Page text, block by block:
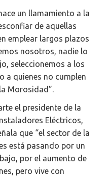
un llamamiento a la
de aquellas
emplear largos plazos
nosotros, nadie lo
seleccionemos a los
a quienes no cumplen
Morosidad”.
el presidente de la
Eléctricos,
que “el sector de la
está pasando por un
por el aumento de
pero vive con